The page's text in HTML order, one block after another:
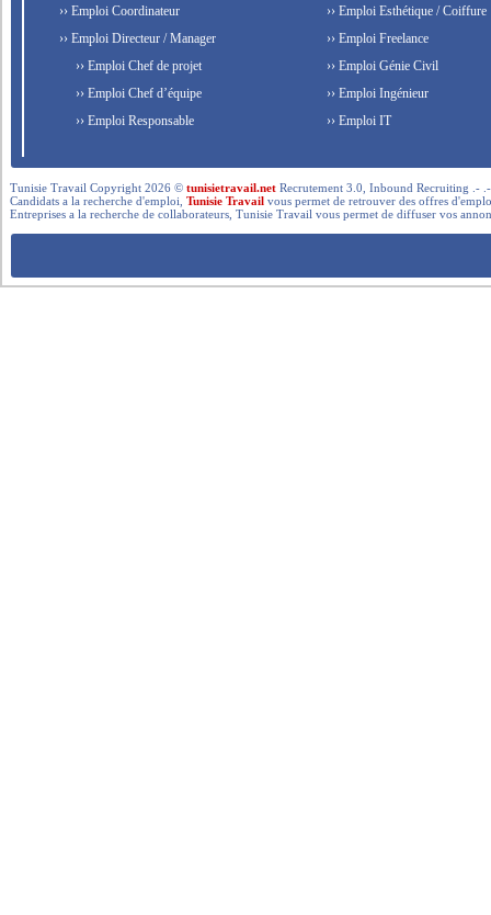
›› Emploi Coordinateur
›› Emploi Directeur / Manager
›› Emploi Chef de projet
›› Emploi Chef d’équipe
›› Emploi Responsable
›› Emploi Esthétique / Coiffure
›› Emploi Freelance
›› Emploi Génie Civil
›› Emploi Ingénieur
›› Emploi IT
Tunisie Travail Copyright 2026 ©tunisietravail.net Recrutement 3.0, Inbound Recruiting .-
Candidats a la recherche d'emploi,Tunisie Travail vous permet de retrouver des offres
Entreprises a la recherche de collaborateurs, Tunisie Travail vous permet de diffuser vos